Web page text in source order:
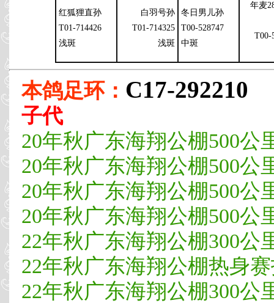
红狐狸直孙
T01-714426
浅斑
白羽号孙
T01-714325
浅斑
冬日男儿孙
T00-528747
中斑
年麦
T00-
本鸽足环： C17-292210
子代
20年秋广东海翔公棚500公
20年秋广东海翔公棚500公
20年秋广东海翔公棚500公
20年秋广东海翔公棚500公
22年秋广东海翔公棚300公
22年秋广东海翔公棚热身
22年秋广东海翔公棚300公